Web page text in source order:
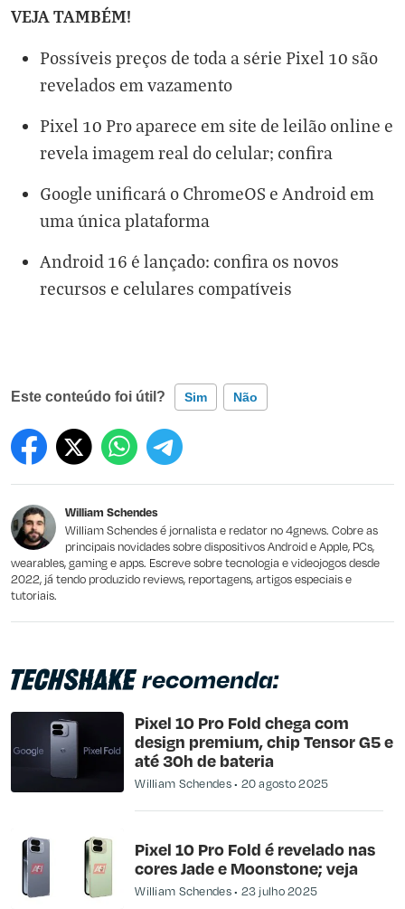
VEJA TAMBÉM!
Possíveis preços de toda a série Pixel 10 são
revelados em vazamento
Pixel 10 Pro aparece em site de leilão online e
revela imagem real do celular; confira
Google unificará o ChromeOS e Android em
uma única plataforma
Android 16 é lançado: confira os novos
recursos e celulares compatíveis
Este conteúdo foi útil? Sim Não
Este conteúdo contém informação incorreta
Outro
William Schendes
William Schendes é jornalista e redator no 4gnews. Cobre as
principais novidades sobre dispositivos Android e Apple, PCs,
wearables, gaming e apps. Escreve sobre tecnologia e videojogos desde
2022, já tendo produzido reviews, reportagens, artigos especiais e
tutoriais.
recomenda:
Pixel 10 Pro Fold chega com
design premium, chip Tensor G5 e
até 30h de bateria
William Schendes 20 agosto 2025
Pixel 10 Pro Fold é revelado nas
cores Jade e Moonstone; veja
William Schendes 23 julho 2025